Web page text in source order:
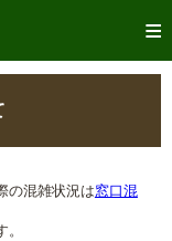
の混雑状況は窓口混